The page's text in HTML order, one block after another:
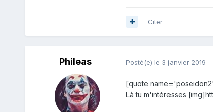
Citer
Phileas Posté(e) le 3 janvier 2019
[quote
Là tu m'intéresses